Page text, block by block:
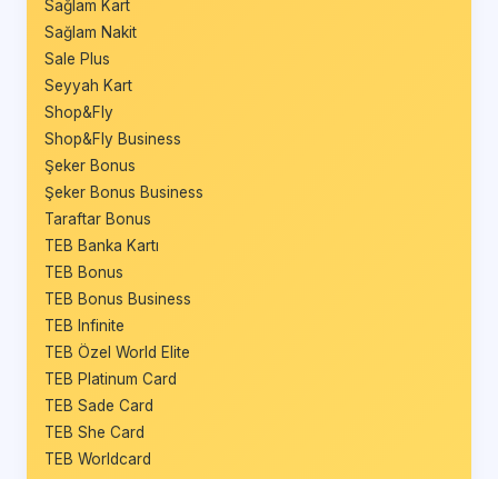
Sağlam Kart
Sağlam Nakit
Sale Plus
Seyyah Kart
Shop&Fly
Shop&Fly Business
Şeker Bonus
Şeker Bonus Business
Taraftar Bonus
TEB Banka Kartı
TEB Bonus
TEB Bonus Business
TEB Infinite
TEB Özel World Elite
TEB Platinum Card
TEB Sade Card
TEB She Card
TEB Worldcard